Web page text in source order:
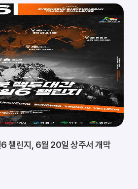
챌린지, 6월 20일 상주서 개막